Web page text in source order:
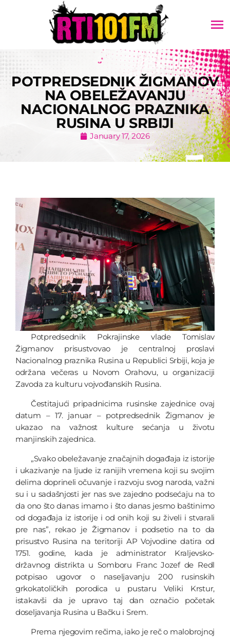
menu
POTPREDSEDNIK ŽIGMANOV
NA OBELEŽAVANJU
NACIONALNOG PRAZNIKA
RUSINA U SRBIJI
January 17, 2026
Potpredsednik Pokrajinske vlade Tomislav
Žigmanov prisustvovao je centralnoj proslavi
Nacionalnog praznika Rusina u Republici Srbiji, koja je
održana večeras u Novom Orahovu, u organizaciji
Zavoda za kulturu vojvođanskih Rusina.
Čestitajući pripadnicima rusinske zajednice ovaj
datum – 17. januar – potpredsednik Žigmanov je
ukazao na važnost kulture sećanja u životu
manjinskih zajednica.
„Svako obeležavanje značajnih događaja iz istorije
i ukazivanje na ljude iz ranijih vremena koji su svojim
delima doprineli očuvanje i razvoju svog naroda, važni
su i u sadašnjosti jer nas sve zajedno podsećaju na to
da ono što danas imamo i što danas jesmo baštinimo
od događaja iz istorije i od onih koji su živeli i stvarali
pre nas”, rekao je Žigmanov i podsetio na to da
prisustvo Rusina na teritoriji AP Vojvodine datira od
1751. godine, kada je administrator Kraljevsko-
državnog distrikta u Somboru Franc Jozef de Redl
potpisao ugovor o naseljavanju 200 rusinskih
grkokatoličkih porodica u pustaru Veliki Krstur,
istakavši da je upravo taj dan označio početak
doseljavanja Rusina u Bačku i Srem.
Prema njegovim rečima, iako je reč o malobrojnoj